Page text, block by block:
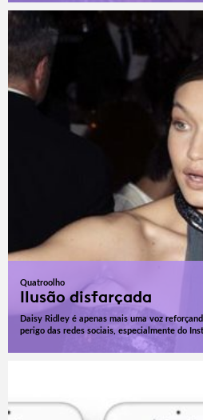
Quatroolho
Ilusão disfarçada
Daisy Ridley é apenas mais uma voz
perigo das redes sociais, especialmente do